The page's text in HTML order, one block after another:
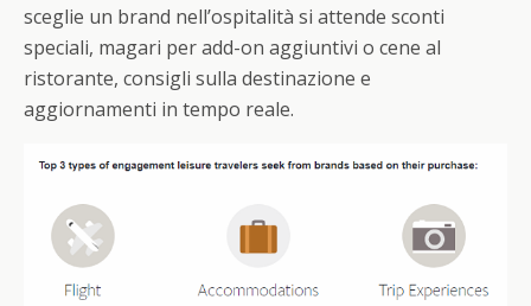
sceglie un brand nell’ospitalità si attende sconti
speciali, magari per add-on aggiuntivi o cene al
ristorante, consigli sulla destinazione e
aggiornamenti in tempo reale.